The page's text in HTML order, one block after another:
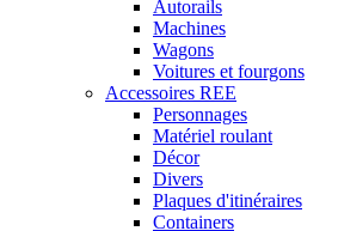
Autorails
Machines
Wagons
Voitures et fourgons
Accessoires REE
Personnages
Matériel roulant
Décor
Divers
Plaques d'itinéraires
Containers